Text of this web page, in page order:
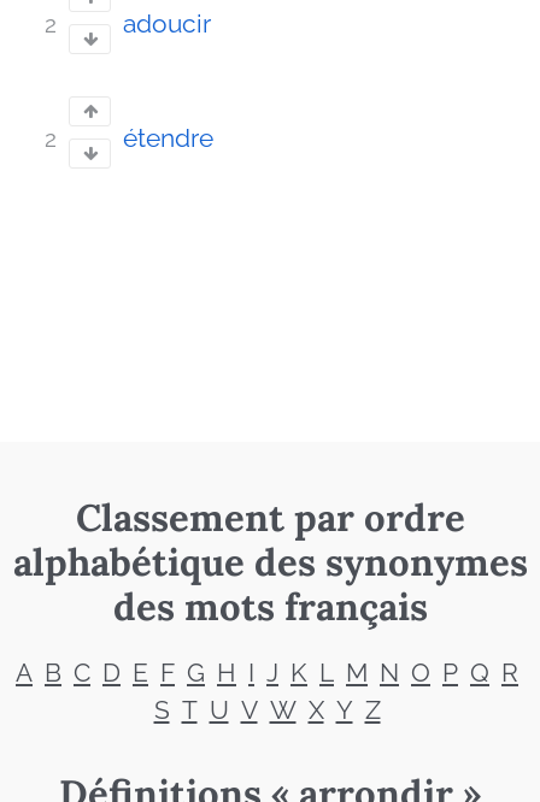
2 adoucir
2 étendre
Classement par ordre
alphabétique des synonymes
des mots français
A B C D E F G H I J K L M N O P Q R
S T U V W X Y Z